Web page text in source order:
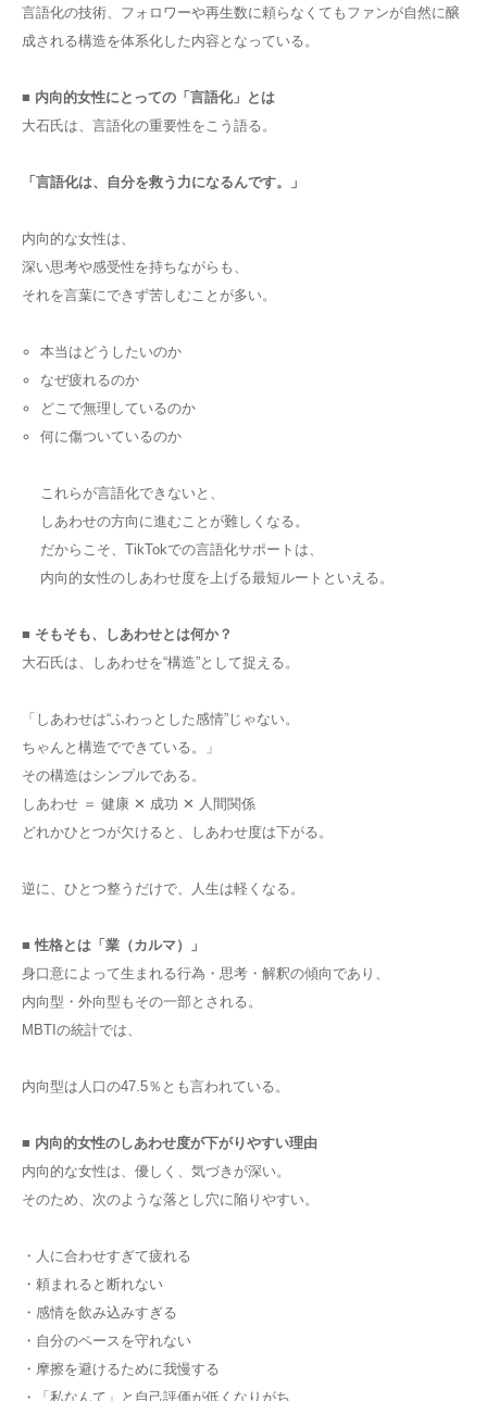
言語化の技術、フォロワーや再生数に頼らなくてもファンが自然に醸
成される構造を体系化した内容となっている。
■ 内向的女性にとっての「言語化」とは
大石氏は、言語化の重要性をこう語る。
「言語化は、自分を救う力になるんです。」
内向的な女性は、
深い思考や感受性を持ちながらも、
それを言葉にできず苦しむことが多い。
本当はどうしたいのか
なぜ疲れるのか
どこで無理しているのか
何に傷ついているのか
これらが言語化できないと、
しあわせの方向に進むことが難しくなる。
だからこそ、TikTokでの言語化サポートは、
内向的女性のしあわせ度を上げる最短ルートといえる。
■ そもそも、しあわせとは何か？
大石氏は、しあわせを“構造”として捉える。
「しあわせは“ふわっとした感情”じゃない。
ちゃんと構造でできている。」
その構造はシンプルである。
しあわせ ＝ 健康 ✕ 成功 ✕ 人間関係
どれかひとつが欠けると、しあわせ度は下がる。
逆に、ひとつ整うだけで、人生は軽くなる。
■ 性格とは「業（カルマ）」
身口意によって生まれる行為・思考・解釈の傾向であり、
内向型・外向型もその一部とされる。
MBTIの統計では、
内向型は人口の47.5％とも言われている。
■ 内向的女性のしあわせ度が下がりやすい理由
内向的な女性は、優しく、気づきが深い。
そのため、次のような落とし穴に陥りやすい。
・人に合わせすぎて疲れる
・頼まれると断れない
・感情を飲み込みすぎる
・自分のペースを守れない
・摩擦を避けるために我慢する
・「私なんて」と自己評価が低くなりがち